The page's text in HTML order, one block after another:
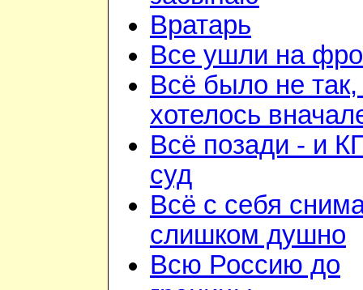
Вратарь
Все ушли на
Всё было не так,
хотелось
Всё позади - и
суд
Всё с себя
слишком душно
Всю Россию до